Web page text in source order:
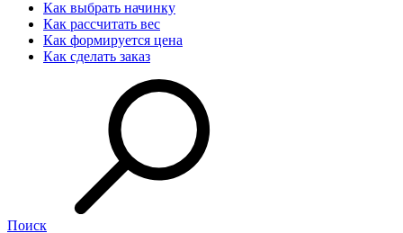
Как выбрать начинку
Как рассчитать вес
Как формируется цена
Как сделать заказ
Поиск